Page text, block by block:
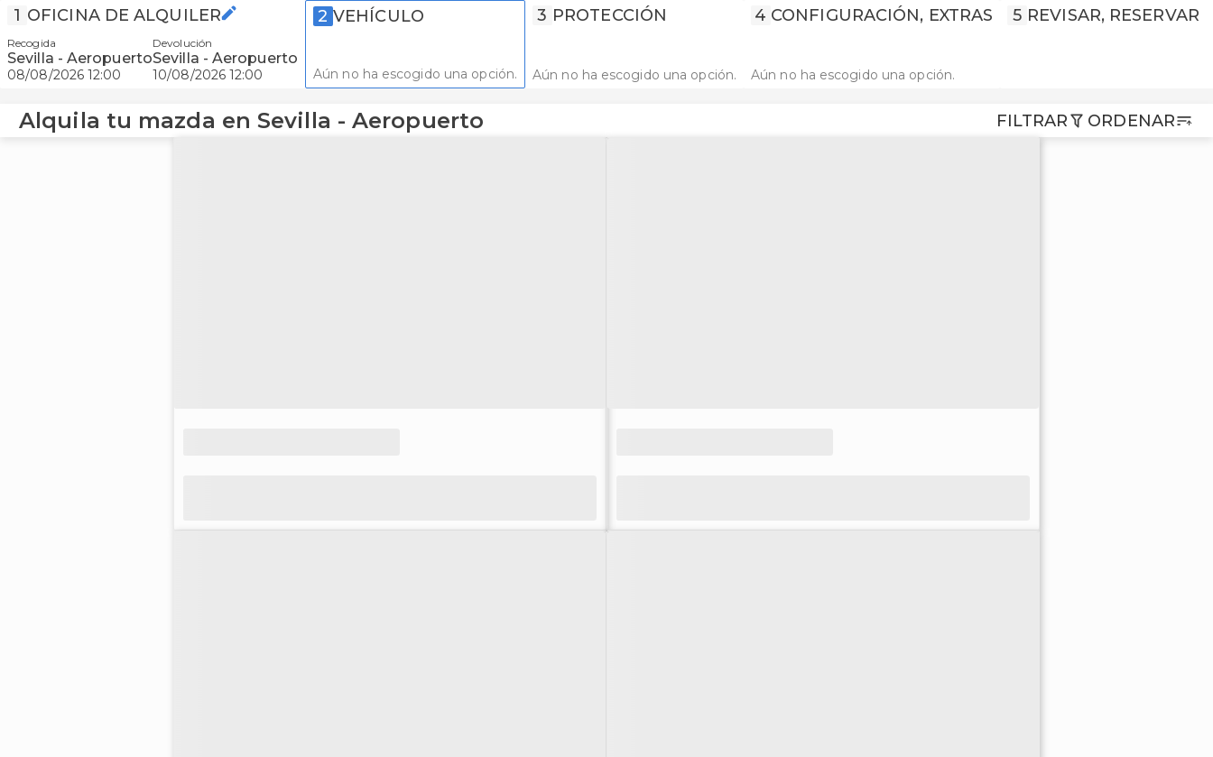
1 OFICINA DE ALQUILER
Recogida
Sevilla - Aeropuerto
08/08/2026 12:00
Devolución
Sevilla - Aeropuerto
10/08/2026 12:00
2 VEHÍCULO
Aún no ha escogido una opción.
3 PROTECCIÓN
Aún no ha escogido una opción.
4 CONFIGURACIÓN, EXTRAS
Aún no ha escogido una opción.
5 REVISAR, RESERVAR
Alquila tu mazda en Sevilla - Aeropuerto FILTRAR ORDENAR